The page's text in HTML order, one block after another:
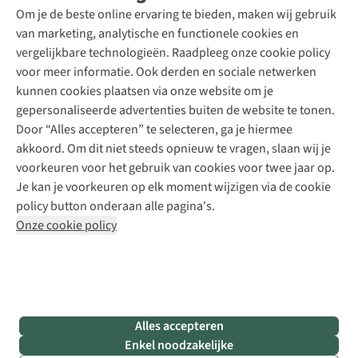
Om je de beste online ervaring te bieden, maken wij gebruik
van marketing, analytische en functionele cookies en
vergelijkbare technologieën. Raadpleeg onze cookie policy
voor meer informatie. Ook derden en sociale netwerken
kunnen cookies plaatsen via onze website om je
gepersonaliseerde advertenties buiten de website te tonen.
Door “Alles accepteren” te selecteren, ga je hiermee
akkoord. Om dit niet steeds opnieuw te vragen, slaan wij je
voorkeuren voor het gebruik van cookies voor twee jaar op.
Je kan je voorkeuren op elk moment wijzigen via de cookie
policy button onderaan alle pagina's.
Onze cookie policy
Alles accepteren
Enkel noodzakelijke
Schoenherstelling
Kledingherstelling
Retouches
Voor bedrijven
Explore Academy
Explore Camp
Gear Check
Inspiratie & advies
Meld je aan voor de nieuwsbrief
Follow us
Disclaimer Privacy Policy
Algemene voorwaarden
Cookie Policy